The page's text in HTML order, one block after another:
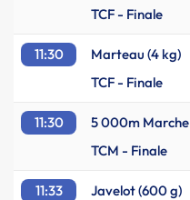
TCF - Finale
11:30 Marteau (4 kg)
TCF - Finale
11:30 5 000m Marche
TCM - Finale
11:33 Javelot (600 g)